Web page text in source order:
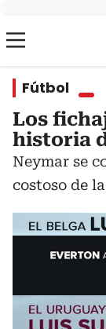
Fútbol
Los
historia
Neymar se
costoso de